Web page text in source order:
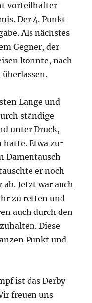
vorteilhafter
Der 4. Punkt
Als nächstes
Gegner, der
konnte, nach
überlassen.
Lange und
ständige
unter Druck,
hatte. Etwa zur
Damentausch
er noch
Jetzt war auch
zu retten und
auch durch den
Diese
Punkt und
ist das Derby
freuen uns